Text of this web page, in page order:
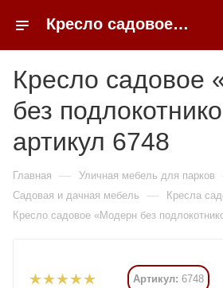
Кресло садовое «Модерн без подлокотников» купить в Москве от 8 925 ₽ - 0FFER
Кресло садовое
без
артикул 6748
Главная — Уличная мебель для парков
Садовая и дачная мебель — Кресла
Кресло садовое «Модерн без
Артикул: 6748